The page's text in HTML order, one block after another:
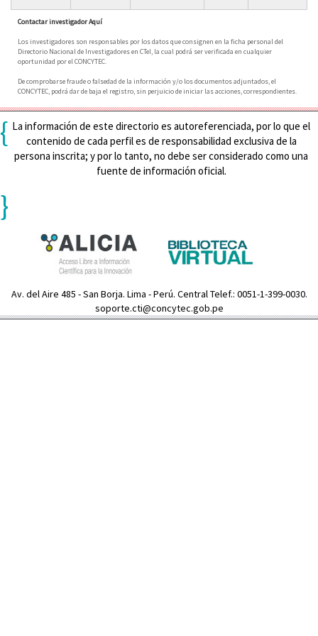
Contactar investigador Aquí
Los investigadores son responsables por los datos que consignen en la ficha personal del
Directorio Nacional de Investigadores en CTeI, la cual podrá ser verificada en cualquier
oportunidad por el CONCYTEC.
De comprobarse fraude o falsedad de la información y/o los documentos adjuntados, el
CONCYTEC, podrá dar de baja el registro, sin perjuicio de iniciar las acciones, correspondientes.
{ La información de este directorio es autoreferenciada, por lo que el
contenido de cada perfil es de responsabilidad exclusiva de la
persona inscrita; y por lo tanto, no debe ser considerado como una
fuente de información oficial.
}
Av. del Aire 485 - San Borja. Lima - Perú. Central Telef.: 0051-1-399-0030.
soporte.cti@concytec.gob.pe